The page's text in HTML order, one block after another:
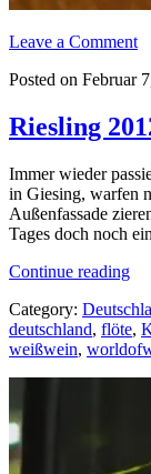
Leave a Comment
Posted on Februar
Riesling
Immer wieder
in Giesing, warfen
Außenfassade
Tages doch noch
Continue reading
Category:
deutschland, flöte,
weißwein,